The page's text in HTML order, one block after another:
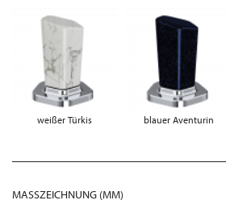
weißer Türkis blauer Aventurin
MASSZEICHNUNG (MM)